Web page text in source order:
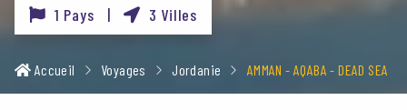
1 Pays | 3 Villes
Accueil Voyages Jordanie AMMAN - AQABA - DEAD SEA